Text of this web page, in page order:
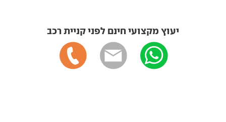
יעוץ מקצועי חינם לפני קניית רכב